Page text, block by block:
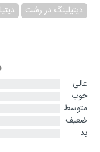
دیتیلینگ در رشت
عالی
خوب
متوسط
ضعیف
بد